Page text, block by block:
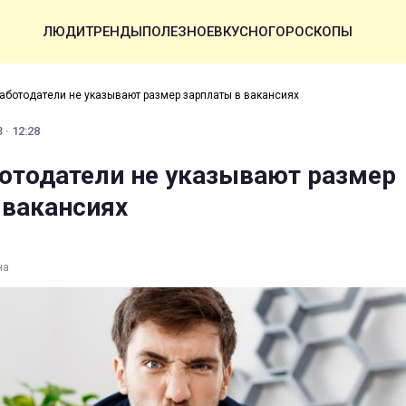
ЛЮДИТРЕНДЫПОЛЕЗНОЕВКУСНОГОРОСКОПЫ
не указывают размер зарплаты в вакансиях
12:28
не указывают размер